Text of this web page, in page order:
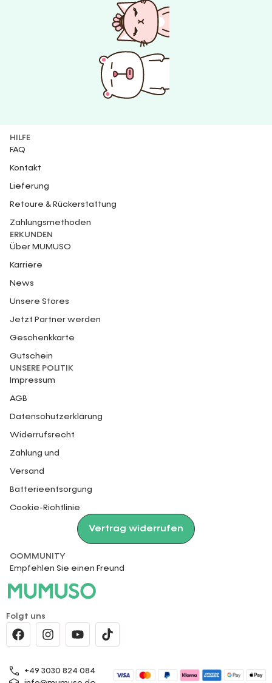
Folgt uns
HILFE
FAQ
Kontakt
Lieferung
Retoure & Rückerstattung
Zahlungsmethoden
ERKUNDEN
Über MUMUSO
Karriere
News
Unsere Stores
Jetzt Partner werden
Geschenkkarte
Gutschein
UNSERE POLITIK
Impressum
AGB
Datenschutzerklärung
Widerrufsrecht
Zahlung und
Versand
Batterieentsorgung
Cookie-Richtlinie
Vertrag widerrufen
COMMUNITY
Empfehlen Sie einen Freund
+49 3030 824 084